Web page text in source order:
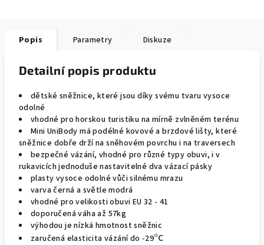
Popis Parametry Diskuze
Detailní popis produktu
dětské sněžnice, které jsou díky svému tvaru vysoce
odolné
vhodné pro horskou turistiku na mírně zvlněném terénu
Mini UniBody má podélné kovové a brzdové lišty, které
sněžnice dobře drží na sněhovém povrchu i na traversech
bezpečné vázání, vhodné pro různé typy obuvi, i v
rukavicích jednoduše nastavitelné dva vázací pásky
plasty vysoce odolné vůči silnému mrazu
varva černá a světle modrá
vhodné pro velikosti obuvi EU 32 - 41
doporučená váha až 57kg
výhodou je nízká hmotnost sněžnic
zaručená elasticita vázání do -29°C